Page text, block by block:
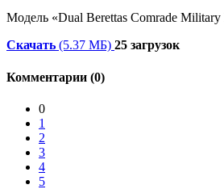
Модель «Dual Berettas Comrade
Скачать (5.37 МБ) 25 загрузок
Комментарии (0)
0
1
2
3
4
5